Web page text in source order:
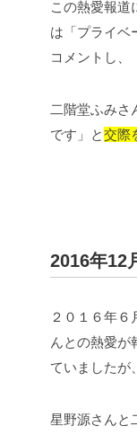
この熱愛報道
は「プライベ
コメントし、
二階堂ふみさ
です」と交際
2016年12
２０１６年６
んとの熱愛が
ていましたが、
星野源さんと